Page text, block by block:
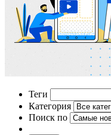
Теги
Категория
Поиск по